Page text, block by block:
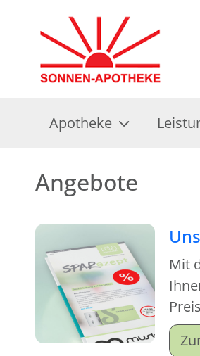
Apotheke
Angebote
Mit